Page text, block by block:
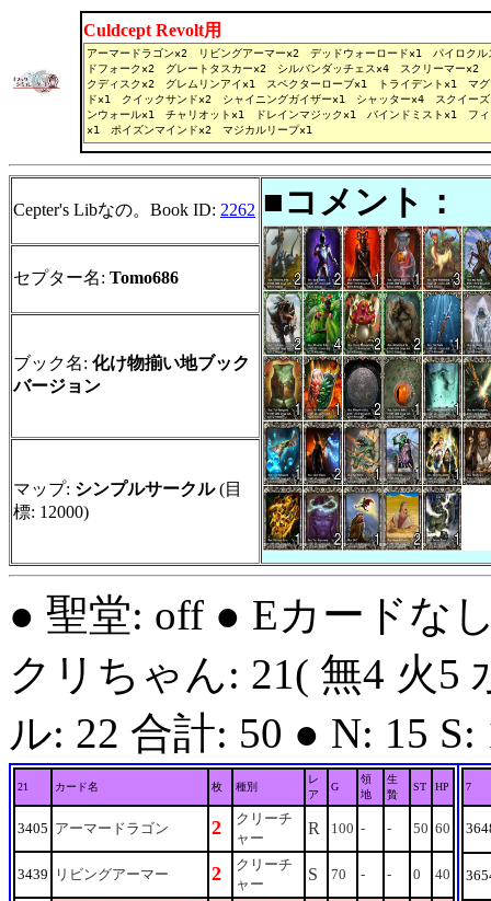
Culdcept Revolt用
Cepter's Libなの。Book ID: 2262 ■コメント：
セプター名: Tomo686
ブック名: 化け物揃い地ブック
バージョン
マップ: シンプルサークル(目
標: 12000)
● 聖堂: off ● Eカードな
クリちゃん: 21( 無4 火5
ル: 22 合計: 50 ● N: 15 S:
21 カード名 枚 種別
レ
ア
G
領
地
生
贄
ST HP
3405 アーマードラゴン 2
クリーチ
ャー
R 100 - - 50 60
3439 リビングアーマー 2
クリーチ
ャー
S 70 - - 0 40
7